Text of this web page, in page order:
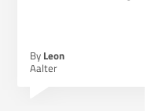
By Leon
Aalter